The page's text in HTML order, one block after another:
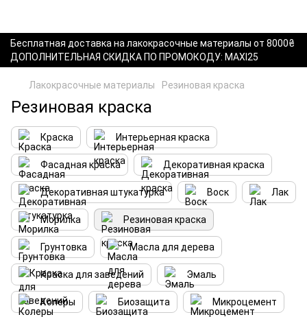
Бесплатная доставка на лакокрасочные материалы от 8000₴
ДОПОЛНИТЕЛЬНАЯ СКИДКА ПО ПРОМОКОДУ: MAXI25
Лакокрасочные материалы Резиновая краска
Резиновая краска
Краска Интерьерная краска
Фасадная краска Декоративная краска
Декоративная штукатурка Воск Лак
Морилка Резиновая краска
Грунтовка Масла для дерева
Краска для заведений Эмаль
Колеры Биозащита Микроцемент